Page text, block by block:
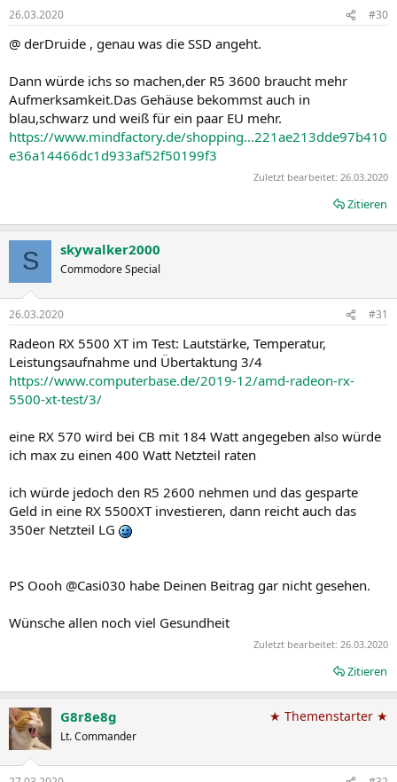
26.03.2020 #30
@ derDruide , genau was die SSD angeht.
Dann würde ichs so machen,der R5 3600 braucht mehr
Aufmerksamkeit.Das Gehäuse bekommst auch in
blau,schwarz und weiß für ein paar EU mehr.
https://www.mindfactory.de/shopping...221ae213dde97b410
e36a14466dc1d933af52f50199f3
Zuletzt bearbeitet: 26.03.2020
Zitieren
S skywalker2000
Commodore Special
26.03.2020 #31
Radeon RX 5500 XT im Test: Lautstärke, Temperatur,
Leistungsaufnahme und Übertaktung 3/4
https://www.computerbase.de/2019-12/amd-radeon-rx-
5500-xt-test/3/
eine RX 570 wird bei CB mit 184 Watt angegeben also würde
ich max zu einen 400 Watt Netzteil raten
ich würde jedoch den R5 2600 nehmen und das gesparte
Geld in eine RX 5500XT investieren, dann reicht auch das
350er Netzteil LG
PS Oooh @Casi030 habe Deinen Beitrag gar nicht gesehen.
Wünsche allen noch viel Gesundheit
Zuletzt bearbeitet: 26.03.2020
Zitieren
G8r8e8g
Lt. Commander
★ Themenstarter ★